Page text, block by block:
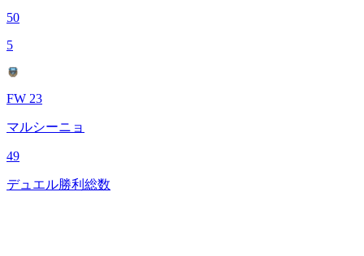
50
5
FW 23
マルシーニョ
49
デュエル勝利総数